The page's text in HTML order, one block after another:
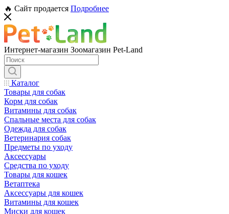
🔥 Сайт продается Подробнее
Интернет-магазин Зоомагазин Pet-Land
Каталог
Товары для собак
Корм для собак
Витамины для собак
Спальные места для собак
Одежда для собак
Ветеринария собак
Предметы по уходу
Аксессуары
Средства по уходу
Товары для кошек
Ветаптека
Аксессуары для кошек
Витамины для кошек
Миски для кошек